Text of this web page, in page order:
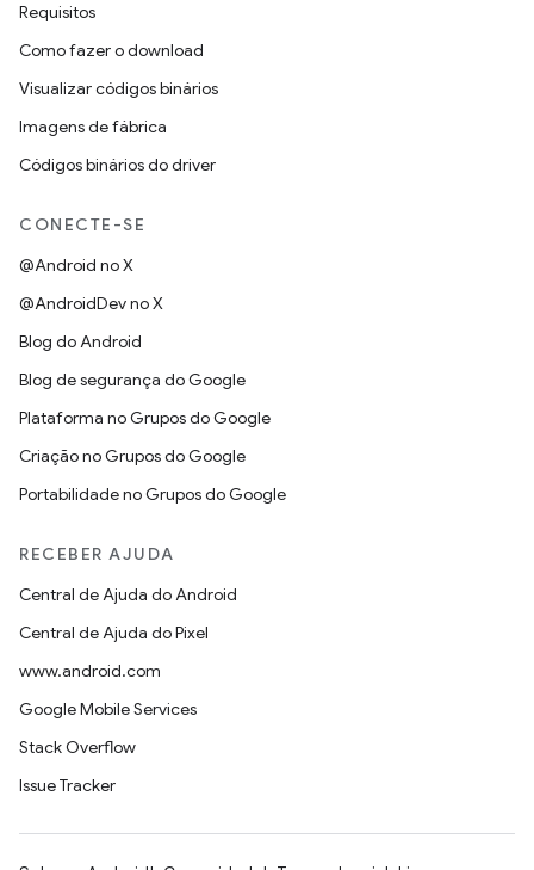
Requisitos
Como fazer o download
Visualizar códigos binários
Imagens de fábrica
Códigos binários do driver
CONECTE-SE
@Android no X
@AndroidDev no X
Blog do Android
Blog de segurança do Google
Plataforma no Grupos do Google
Criação no Grupos do Google
Portabilidade no Grupos do Google
RECEBER AJUDA
Central de Ajuda do Android
Central de Ajuda do Pixel
www.android.com
Google Mobile Services
Stack Overflow
Issue Tracker